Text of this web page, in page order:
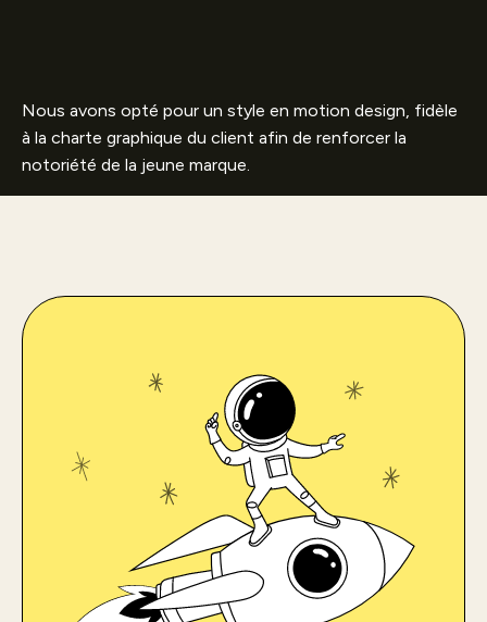
Nous avons opté pour un style en motion design, fidèle
à la charte graphique du client afin de renforcer la
notoriété de la jeune marque.